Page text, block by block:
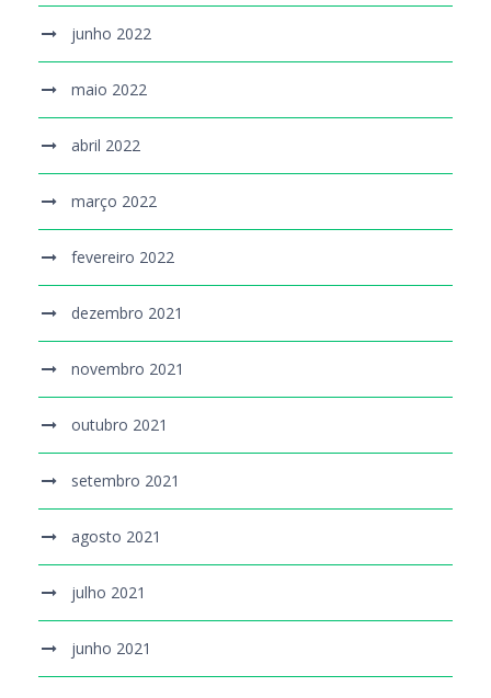
junho 2022
maio 2022
abril 2022
março 2022
fevereiro 2022
dezembro 2021
novembro 2021
outubro 2021
setembro 2021
agosto 2021
julho 2021
junho 2021